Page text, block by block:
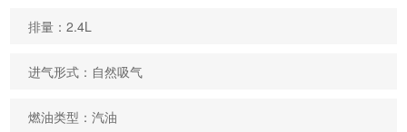
排量：2.4L
进气形式：自然吸气
燃油类型：汽油